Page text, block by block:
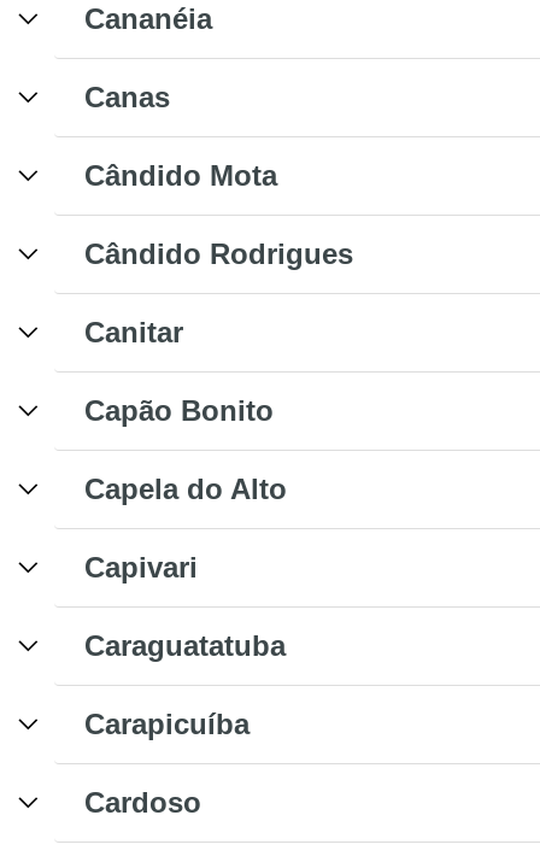
Cananéia
Canas
Cândido Mota
Cândido Rodrigues
Canitar
Capão Bonito
Capela do Alto
Capivari
Caraguatatuba
Carapicuíba
Cardoso